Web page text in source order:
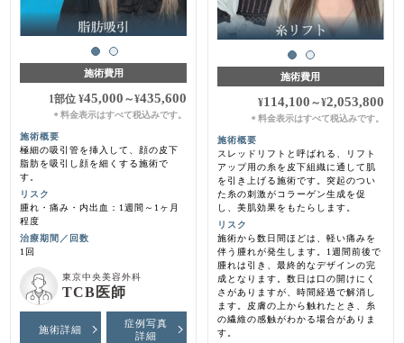
施術費用
1部位¥45,000 ～¥435,600
＊料金表示はすべて税込みです。
施術概要
極細の吸引管を挿入して、顔の皮下
脂肪を吸引し顔を細くする施術で
す。
リスク
腫れ・痛み・内出血：1週間～1ヶ月
程度
治療期間／回数
1回
東京中央美容外科
TCB医師
施術詳細
症例写真
詳細
施術費用
¥114,100 ～¥2,053,800
＊ 料金表示はすべて税込みです。
施術概要
スレッドリフトと呼ばれる、リフト
アップ用の糸を皮下組織に通して肌
を引き上げる施術です。突起のつい
た糸の刺激がコラーゲン生成を促
し、美肌効果をもたらします。
リスク
施術から数日間ほどは、軽い痛みを
伴う腫れが発生します。1週間前後で
腫れは引き、最終的なデザインの完
成となります。数日は口の開けにく
さがありますが、時間経過で解消し
ます。皮膚の上から触れたとき、糸
の繊維の感触がわかる場合がありま
す。